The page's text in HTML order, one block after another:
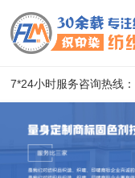
7*24小时服务咨询热线：